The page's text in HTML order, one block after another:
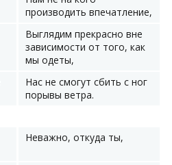
производить впечатление,
Выглядим прекрасно вне
зависимости от того, как
мы одеты,
Нас не смогут сбить с ног
порывы ветра.
Неважно, откуда ты,